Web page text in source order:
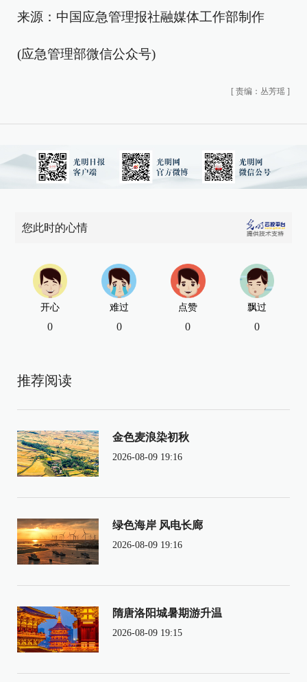
来源：中国应急管理报社融媒体工作部制作
(应急管理部微信公众号)
[ 责编：丛芳瑶 ]
您此时的心情
开心
0
难过
0
点赞
0
飘过
0
推荐阅读
金色麦浪染初秋
2026-08-09 19:16
绿色海岸 风电长廊
2026-08-09 19:16
隋唐洛阳城暑期游升温
2026-08-09 19:15